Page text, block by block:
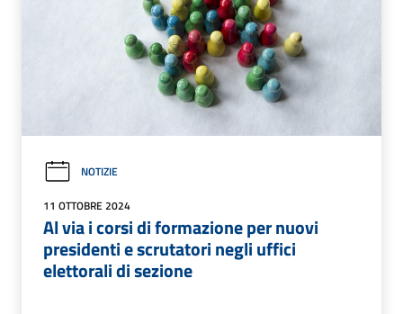
NOTIZIE
11 OTTOBRE 2024
Al via i corsi di formazione per nuovi
presidenti e scrutatori negli uffici
elettorali di sezione